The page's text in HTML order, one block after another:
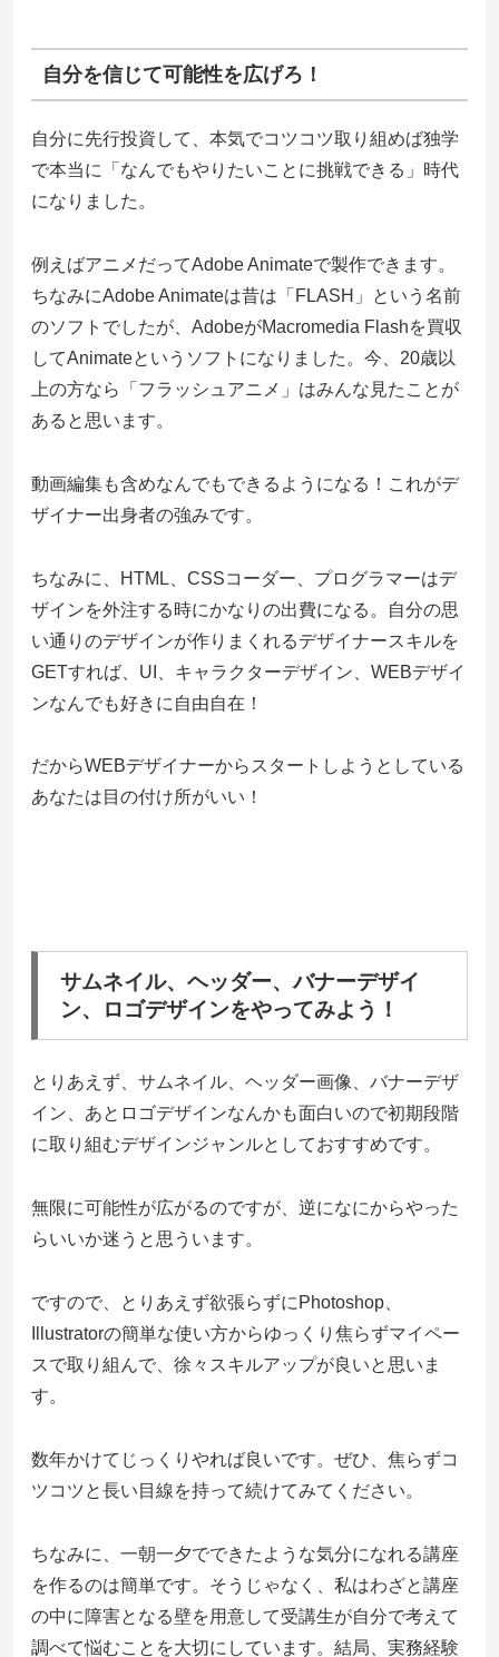
自分を信じて可能性を広げろ！
自分に先行投資して、本気でコツコツ取り組めば独学
で本当に「なんでもやりたいことに挑戦できる」時代
になりました。
例えばアニメだってAdobe Animateで製作できます。
ちなみにAdobe Animateは昔は「FLASH」という名前
のソフトでしたが、AdobeがMacromedia Flashを買収
してAnimateというソフトになりました。今、20歳以
上の方なら「フラッシュアニメ」はみんな見たことが
あると思います。
動画編集も含めなんでもできるようになる！これがデ
ザイナー出身者の強みです。
ちなみに、HTML、CSSコーダー、プログラマーはデ
ザインを外注する時にかなりの出費になる。自分の思
い通りのデザインが作りまくれるデザイナースキルを
GETすれば、UI、キャラクターデザイン、WEBデザイ
ンなんでも好きに自由自在！
だからWEBデザイナーからスタートしようとしている
あなたは目の付け所がいい！
サムネイル、ヘッダー、バナーデザイ
ン、ロゴデザインをやってみよう！
とりあえず、サムネイル、ヘッダー画像、バナーデザ
イン、あとロゴデザインなんかも面白いので初期段階
に取り組むデザインジャンルとしておすすめです。
無限に可能性が広がるのですが、逆になにからやった
らいいか迷うと思ういます。
ですので、とりあえず欲張らずにPhotoshop、
Illustratorの簡単な使い方からゆっくり焦らずマイペー
スで取り組んで、徐々スキルアップが良いと思いま
す。
数年かけてじっくりやれば良いです。ぜひ、焦らずコ
ツコツと長い目線を持って続けてみてください。
ちなみに、一朝一夕でできたような気分になれる講座
を作るのは簡単です。そうじゃなく、私はわざと講座
の中に障害となる壁を用意して受講生が自分で考えて
調べて悩むことを大切にしています。結局、実務経験